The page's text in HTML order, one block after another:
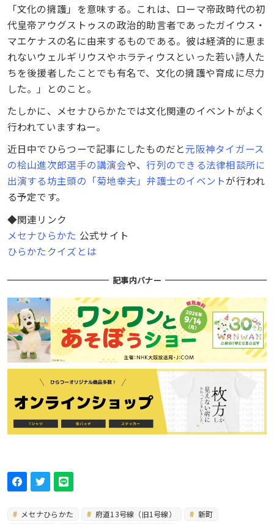
「文化の擁護」を意味する。これは、ローマ帝政時代の初
代皇帝アウグストゥスの政治的助言者であったガイウス・
マエケナスの名に由来するものである。彼は経済的に恵ま
れないウェルギリウスやホラティウスといった若い詩人た
ちを後援者したことでも有名で、文化の擁護や育成に尽力
した。」とのこと。
たしかに、メセナひらかたでは文化関連のイベントがよく
行われていますねー。
近日中でひらつーで記事にしたものだと元阪神タイガース
の桧山進次郎選手の講演会や、行列のできる法律相談所に
出演する坊主頭の「菊地幸夫」弁護士のイベントが行われ
る予定です。
◆関連リンク
メセナひらかた 公式サイト
ひらかたクイズとは
記事内バナー
メセナひらかた 府道13号線（旧1号線）
新町